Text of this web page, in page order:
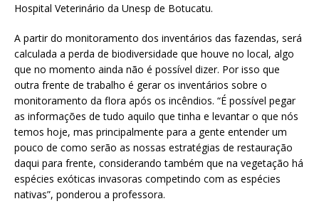
Hospital Veterinário da Unesp de Botucatu.
A partir do monitoramento dos inventários das fazendas, será
calculada a perda de biodiversidade que houve no local, algo
que no momento ainda não é possível dizer. Por isso que
outra frente de trabalho é gerar os inventários sobre o
monitoramento da flora após os incêndios. “É possível pegar
as informações de tudo aquilo que tinha e levantar o que nós
temos hoje, mas principalmente para a gente entender um
pouco de como serão as nossas estratégias de restauração
daqui para frente, considerando também que na vegetação há
espécies exóticas invasoras competindo com as espécies
nativas”, ponderou a professora.